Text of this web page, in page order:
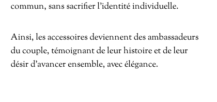
commun, sans sacrifier l’identité individuelle.
Ainsi, les accessoires deviennent des ambassadeurs
du couple, témoignant de leur histoire et de leur
désir d’avancer ensemble, avec élégance.